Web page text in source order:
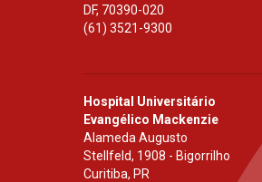
DF, 70390-020
(61) 3521-9300
Hospital Universitário
Evangélico Mackenzie
Alameda Augusto
Stellfeld, 1908 - Bigorrilho
Curitiba, PR